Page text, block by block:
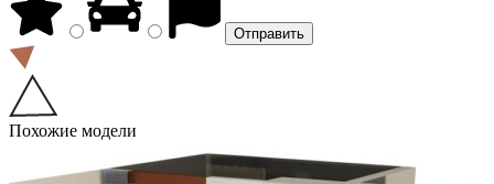
Похожие модели